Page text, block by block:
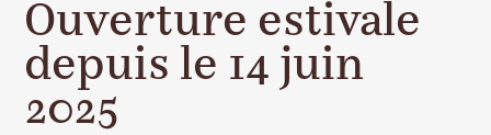
Ouverture estivale
depuis le 14 juin
2025